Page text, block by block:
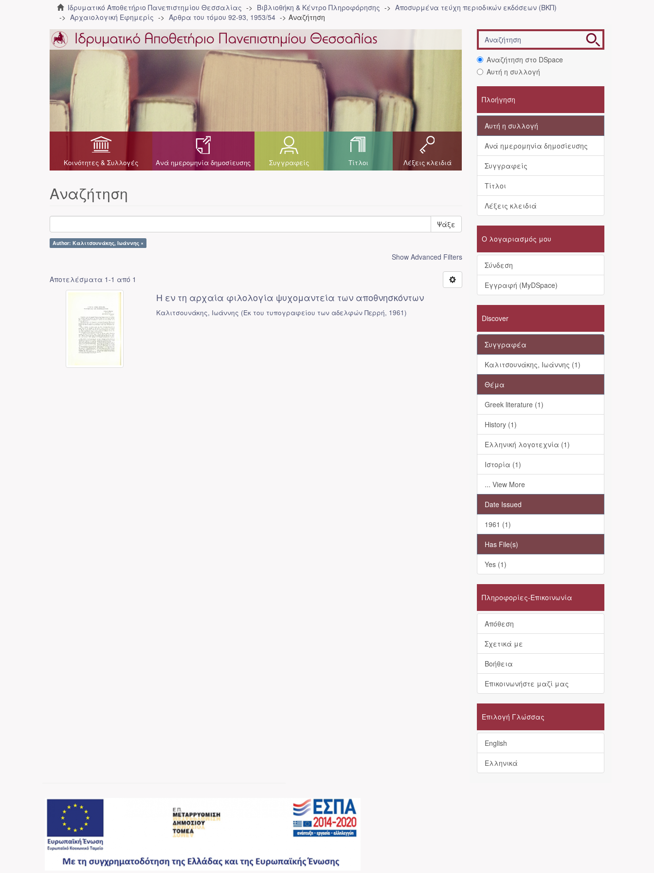
Ιδρυματικό Αποθετήριο Πανεπιστημίου Θεσσαλίας Βιβλιοθήκη & Κέντρο Πληροφόρησης
Αποσυρμένα τεύχη περιοδικών εκδόσεων (ΒΚΠ)
Αρχαιολογική Εφημερίς
Άρθρα του τόμου 92-93, 1953/54 Αναζήτηση
Κοινότητες & Συλλογές Ανά ημερομηνία δημοσίευσης Συγγραφείς Τίτλοι Λέξεις κλειδιά
Αναζήτηση
Ψάξε
Author: Καλιτσουνάκης, Ιωάννης ×
Show Advanced Filters
Αποτελέσματα 1-1 από 1
Η εν τη αρχαία φιλολογία ψυχομαντεία των αποθνησκόντων
Καλιτσουνάκης, Ιωάννης (Εκ του τυπογραφείου των αδελφών Περρή, 1961)
Αναζήτηση στο DSpace
Αυτή η συλλογή
Πλοήγηση
Αυτή η συλλογή
Ανά ημερομηνία δημοσίευσης
Συγγραφείς
Τίτλοι
Λέξεις κλειδιά
Ο λογαριασμός μου
Σύνδεση
Εγγραφή (MyDSpace)
Discover
Συγγραφέα
Καλιτσουνάκης, Ιωάννης (1)
Θέμα
Greek literature (1)
History (1)
Ελληνική λογοτεχνία (1)
Ιστορία (1)
... View More
Date Issued
1961 (1)
Has File(s)
Yes (1)
Πληροφορίες-Επικοινωνία
Απόθεση
Σχετικά με
Βοήθεια
Επικοινωνήστε μαζί μας
Επιλογή Γλώσσας
English
Ελληνικά